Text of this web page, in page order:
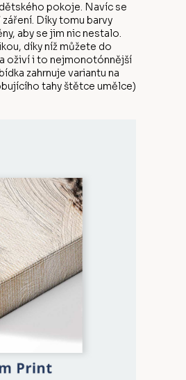
pokoje. Navíc se
Díky tomu barvy
aby se jim nic nestalo.
díky níž můžete do
oživí i to nejmonotónnější
zahrnuje variantu na
tahy štětce umělce)